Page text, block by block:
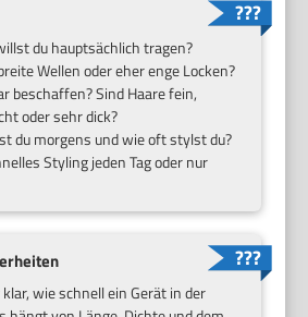
du hauptsächlich tragen?
Wellen oder eher enge Locken?
beschaffen? Sind Haare fein,
oder sehr dick?
du morgens und wie oft stylst du?
Styling jeden Tag oder nur
wie schnell ein Gerät in der